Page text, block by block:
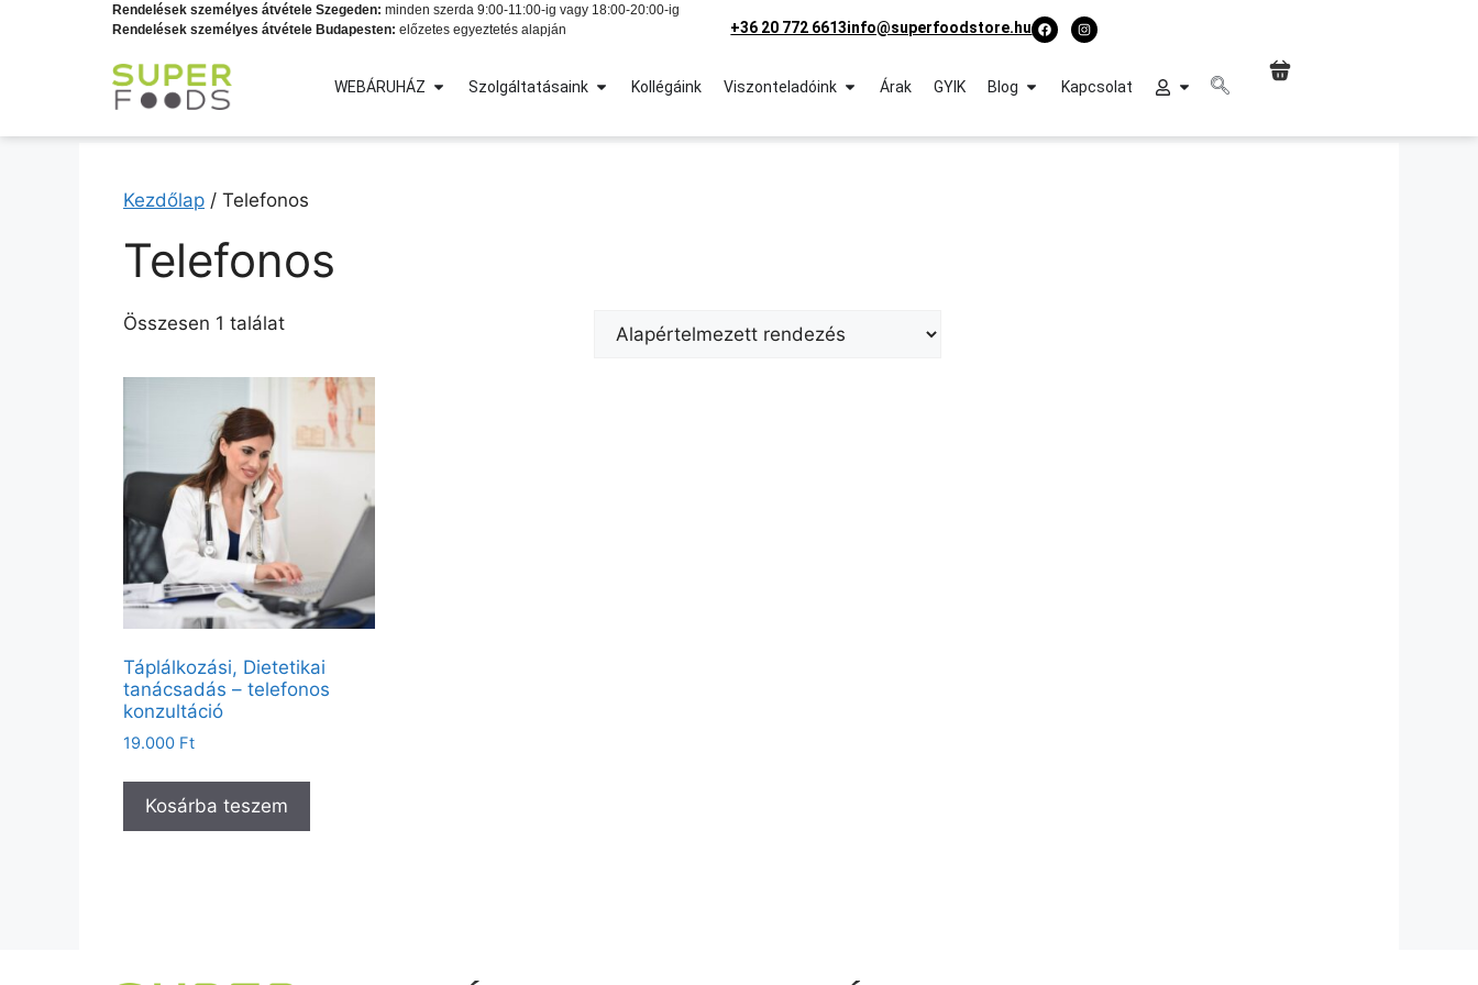
Rendelések személyes átvétele Szegeden: minden szerda 9:00-11:00-ig vagy 18:00-20:00-ig
Rendelések személyes átvétele Budapesten: előzetes egyeztetés alapján +36 20 772 6613info@superfoodstore.hu
WEBÁRUHÁZ Szolgáltatásaink Kollégáink Viszonteladóink Árak GYIK Blog Kapcsolat
Kezdőlap / Telefonos
Telefonos
Összesen 1 találat
Táplálkozási, Dietetikai
tanácsadás – telefonos
konzultáció
19.000 Ft
Kosárba teszem